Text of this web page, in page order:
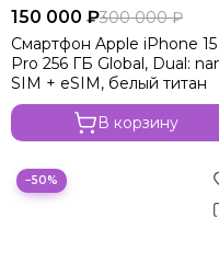
150 000 ₽300 000 ₽
Смартфон Apple iPhone 15
Pro 256 ГБ Global, Dual:
SIM + eSIM, белый титан
В корзину
−50%